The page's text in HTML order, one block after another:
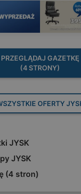
PRZEGLĄDAJ GAZETKĘ
(4 STRONY)
OFERTY
JYSK
JYSK
(4 stron)